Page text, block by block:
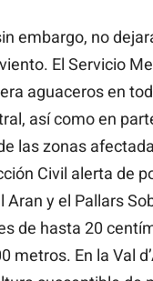
embargo, no
El Servicio
aguaceros en
así como en
las zonas
Civil alerta de
Aran y el Pallars
de hasta 20
metros. En la Val